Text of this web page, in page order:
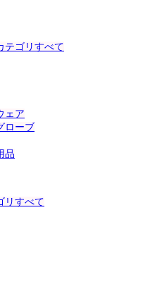
テゴリすべて
ェア
ローブ
品
リすべて